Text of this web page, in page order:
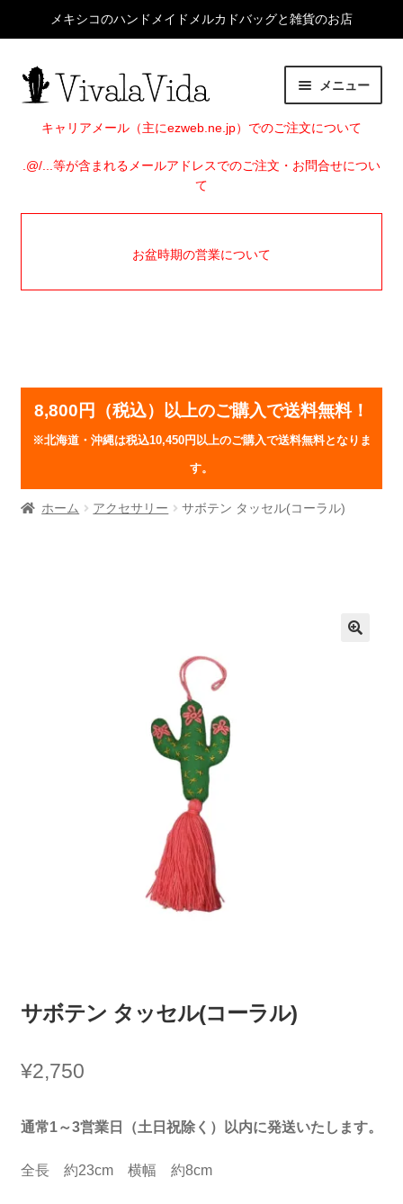
メキシコのハンドメイドメルカドバッグと雑貨のお店
ナ
ビ
シ
ン
コ
ン
ツ
ス
メニュー
HOME
ITEMS
サ
メ
キャリアメール（主にezweb.ne.jp）でのご注文について
.@/...等が含まれるメールアドレスでのご注文・お問合せについ
て
お盆時期の営業について
8,800円（税込）以上のご購入で送料無料！
※北海道・沖縄は税込10,450円以上のご購入で送料無料となりま
す。
ホーム アクセサリー サボテン タッセル(コーラル)
サボテン タッセル(コーラル)
¥2,750
通常1～3営業日（土日祝除く）以内に発送いたします。
全長 約23cm 横幅 約8cm